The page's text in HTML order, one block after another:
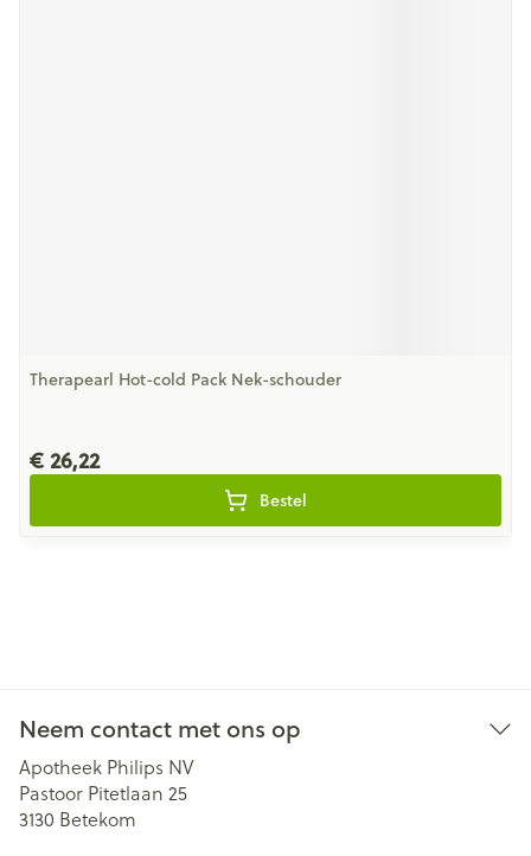
Therapearl Hot-cold Pack Nek-schouder
€ 26,22
Bestel
Neem contact met ons op
Apotheek Philips NV
Pastoor Pitetlaan 25
3130 Betekom